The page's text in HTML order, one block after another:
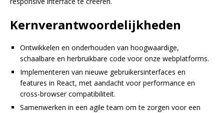
Kernverantwoordelijkheden
Ontwikkelen en onderhouden van hoogwaardige,
schaalbare en herbruikbare code voor onze webplatforms.
Implementeren van nieuwe gebruikersinterfaces en
features in React, met aandacht voor performance en
cross-browser compatibiliteit.
Samenwerken in een agile team om te zorgen voor een